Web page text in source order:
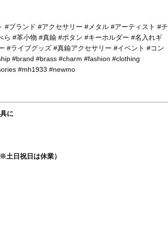
#ブランド #アクセサリー #メタル #アーティスト #チ
ら #革小物 #真鍮 #ボタン #キーホルダー #名入れギ
#ライブグッズ #真鍮アクセサリー #イベント #コン
#brand #brass #charm #fashion #clothing
#mh1933 #newmo
に
土日祝日は休業）